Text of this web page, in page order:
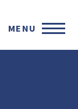
MENU